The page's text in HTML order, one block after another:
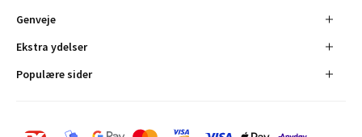
Genveje
Ekstra ydelser
Populære sider